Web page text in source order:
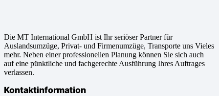
Die MT International GmbH ist Ihr seriöser Partner für
Auslandsumzüge, Privat- und Firmenumzüge, Transporte uns Vieles
mehr. Neben einer professionellen Planung können Sie sich auch
auf eine pünktliche und fachgerechte Ausführung Ihres Auftrages
verlassen.
Kontaktinformation